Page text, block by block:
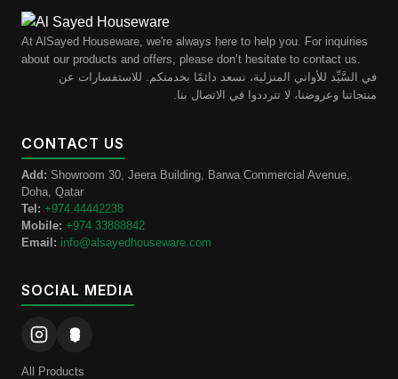
At AlSayed Houseware, we're always here to help you. For inquiries
about our products and offers, please don’t hesitate to contact us.
في السَّيِّد للأواني المنزلية، نسعد دائمًا بخدمتكم. للاستفسارات عن
منتجاتنا وعروضنا، لا تترددوا في الاتصال بنا.
CONTACT US
Add: Showroom 30, Jeera Building, Barwa Commercial Avenue,
Doha, Qatar
Tel: +974 44442238
Mobile: +974 33888842
Email: info@alsayedhouseware.com
SOCIAL MEDIA
All Products